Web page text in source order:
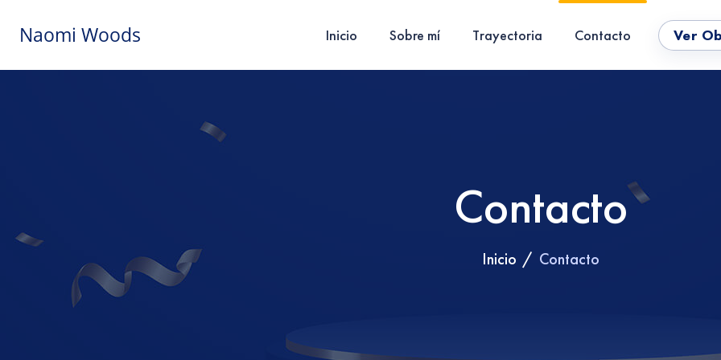
Naomi Woods Inicio Sobre mí Trayectoria Contacto Ver
Contacto
Inicio Contacto